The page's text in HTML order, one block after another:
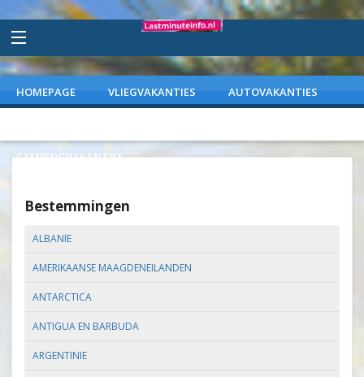
HOMEPAGE VLIEGVAKANTIES AUTOVAKANTIES
CAMPINGVAKANTIES
Bestemmingen
ALBANIE
AMERIKAANSE MAAGDENEILANDEN
ANTARCTICA
ANTIGUA EN BARBUDA
ARGENTINIE